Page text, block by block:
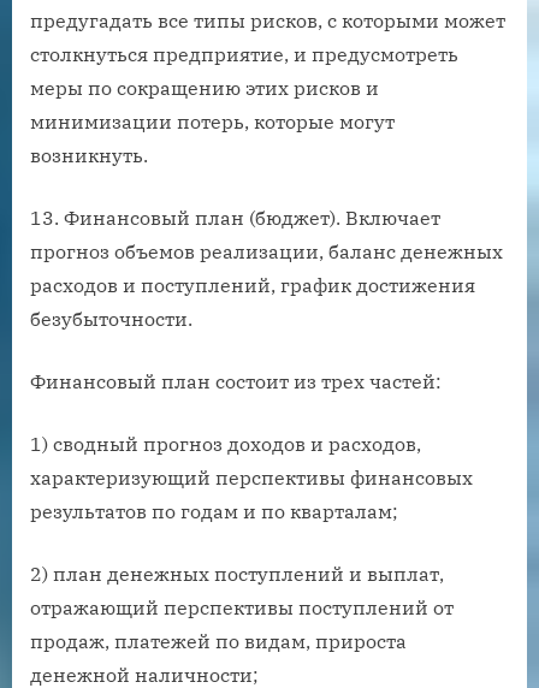
предугадать все типы рисков, с которыми может
столкнуться предприятие, и предусмотреть
меры по сокращению этих рисков и
минимизации потерь, которые могут
возникнуть.
13. Финансовый план (бюджет). Включает
прогноз объемов реализации, баланс денежных
расходов и поступлений, график достижения
безубыточности.
Финансовый план состоит из трех частей:
1) сводный прогноз доходов и расходов,
характеризующий перспективы финансовых
результатов по годам и по кварталам;
2) план денежных поступлений и выплат,
отражающий перспективы поступлений от
продаж, платежей по видам, прироста
денежной наличности;